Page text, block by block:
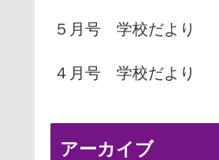
５月号 学校だより
４月号 学校だより
アーカイブ